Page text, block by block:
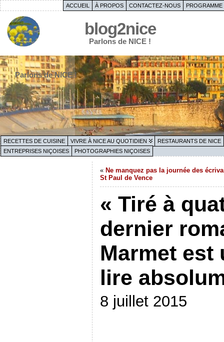
ACCUEIL À PROPOS CONTACTEZ-NOUS PROGRAMME
blog2nice
Parlons de NICE !
Parlons de NICE !
RECETTES DE CUISINE VIVRE À NICE AU QUOTIDIEN
RESTAURANTS DE NICE
ENTREPRISES NIÇOISES
PHOTOGRAPHIES NIÇOISES
« Ne manquez pas la journée des
St Paul de Vence
« Tiré à
dernier
Marmet est
lire
8 juillet 2015